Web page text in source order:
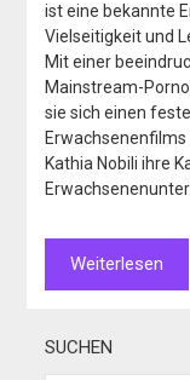
ist eine bekannte
Vielseitigkeit und
Mit einer
Mainstream-
sie sich einen
Erwachsenenfilms
Kathia Nobili ihre
Weiterlesen
SUCHEN